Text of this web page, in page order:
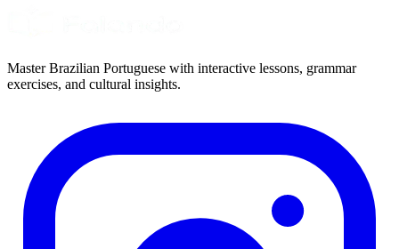
Master Brazilian Portuguese with interactive lessons, grammar
exercises, and cultural insights.